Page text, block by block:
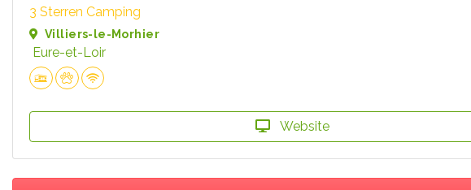
3 Sterren Camping
Villiers-le-Morhier
Eure-et-Loir
Website